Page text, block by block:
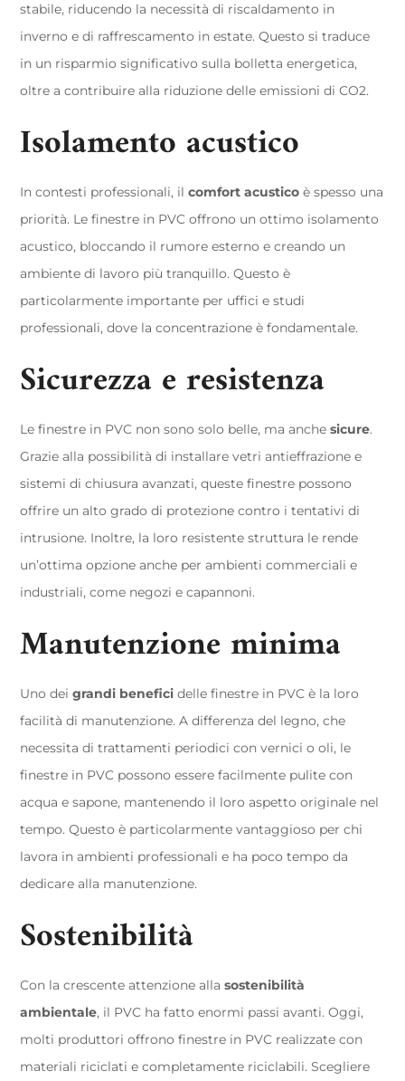
stabile, riducendo la necessità di riscaldamento in
inverno e di raffrescamento in estate. Questo si traduce
in un risparmio significativo sulla bolletta energetica,
oltre a contribuire alla riduzione delle emissioni di CO2.
Isolamento acustico
In contesti professionali, ilcomfort acustico è spesso una
priorità. Le finestre in PVC offrono un ottimo isolamento
acustico, bloccando il rumore esterno e creando un
ambiente di lavoro più tranquillo. Questo è
particolarmente importante per uffici e studi
professionali, dove la concentrazione è fondamentale.
Sicurezza e resistenza
Le finestre in PVC non sono solo belle, ma anchesicure.
Grazie alla possibilità di installare vetri antieffrazione e
sistemi di chiusura avanzati, queste finestre possono
offrire un alto grado di protezione contro i tentativi di
intrusione. Inoltre, la loro resistente struttura le rende
un’ottima opzione anche per ambienti commerciali e
industriali, come negozi e capannoni.
Manutenzione minima
Uno deigrandi benefici delle finestre in PVC è la loro
facilità di manutenzione. A differenza del legno, che
necessita di trattamenti periodici con vernici o oli, le
finestre in PVC possono essere facilmente pulite con
acqua e sapone, mantenendo il loro aspetto originale nel
tempo. Questo è particolarmente vantaggioso per chi
lavora in ambienti professionali e ha poco tempo da
dedicare alla manutenzione.
Sostenibilità
Con la crescente attenzione allasostenibilità
ambientale, il PVC ha fatto enormi passi avanti. Oggi,
molti produttori offrono finestre in PVC realizzate con
materiali riciclati e completamente riciclabili. Scegliere